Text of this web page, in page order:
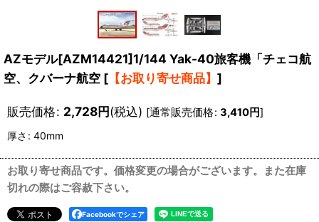
AZモデル[AZM14421]1/144 Yak-40旅客機「チェコ航
空、クバーナ航空 [ 【お取り寄せ商品】 ]
販売価格: 2,728円(税込) [通常販売価格: 3,410円]
厚さ : 40mm
お取り寄せ商品です。価格変更の場合がございます。また在庫
切れの際はご容赦下さい。
Facebookでシェア